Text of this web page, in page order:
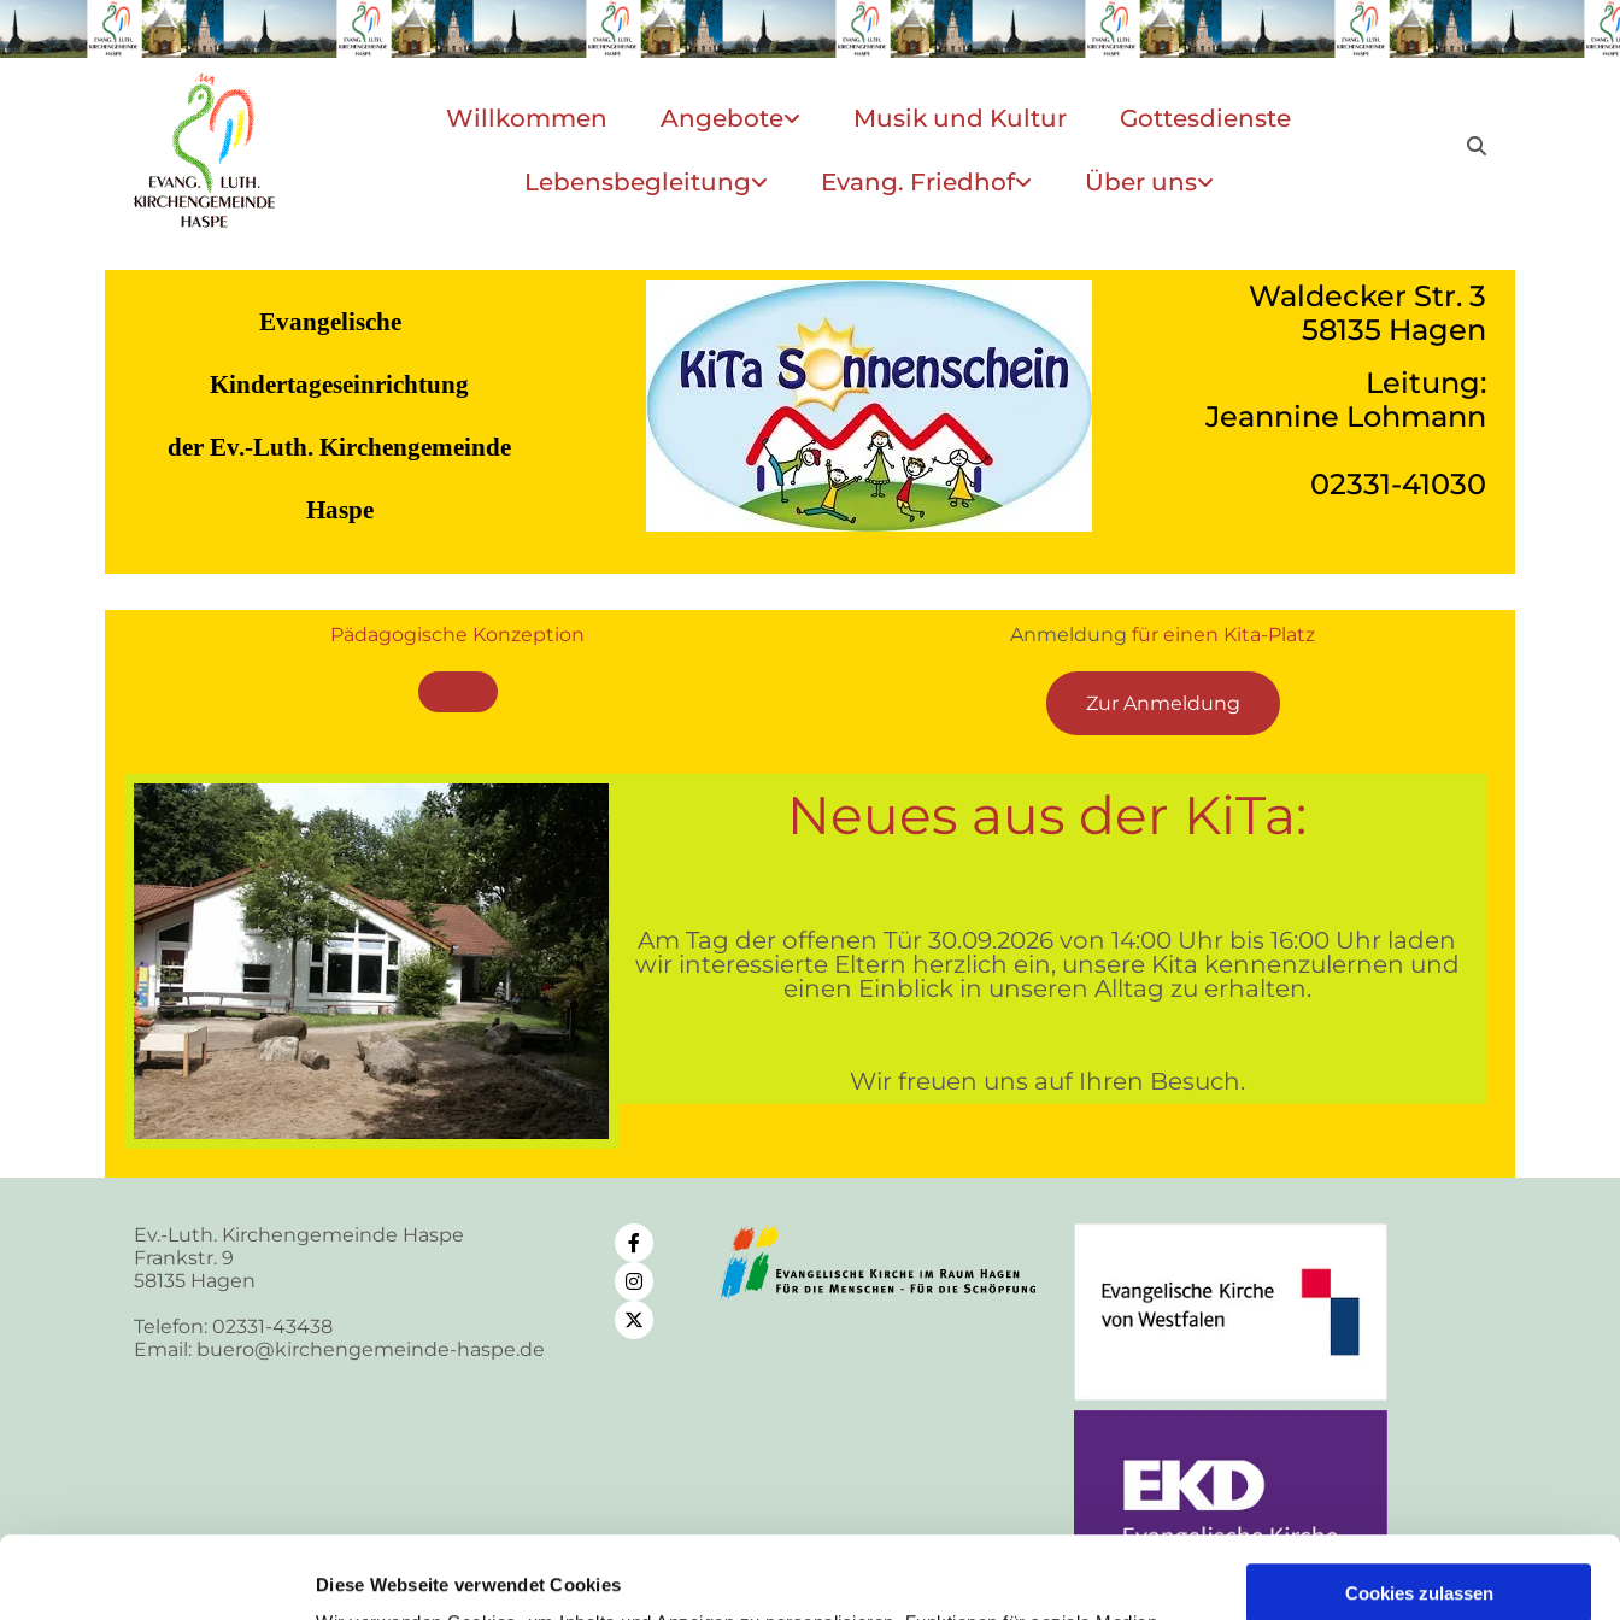
Diese Webseite verwendet Cookies
Cookies zulassen
Zum Inhalt springen
Willkommen Angebote Musik und Kultur Gottesdienste
Lebensbegleitung Evang. Friedhof Über uns
Evangelische
Kindertageseinrichtung
der Ev.-Luth. Kirchengemeinde
Haspe
Waldecker Str. 3
58135 Hagen
Leitung:
Jeannine Lohmann
02331-41030
Pädagogische Konzeption Anmeldung für einen Kita-Platz
Zur Anmeldung
Neues aus der KiTa:
Am Tag der offenen Tür 30.09.2026 von 14:00 Uhr bis 16:00 Uhr laden
wir interessierte Eltern herzlich ein, unsere Kita kennenzulernen und
einen Einblick in unseren Alltag zu erhalten.
Wir freuen uns auf Ihren Besuch.
Ev.-Luth. Kirchengemeinde Haspe
Frankstr. 9
58135 Hagen
Telefon: 02331-43438
Email: buero@kirchengemeinde-haspe.de